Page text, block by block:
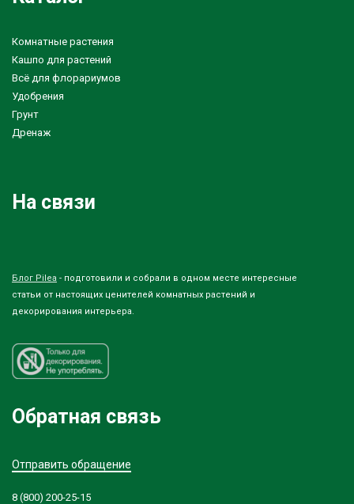
Комнатные растения
Кашпо для растений
Всё для флорариумов
Удобрения
Грунт
Дренаж
На связи
Блог Pilea - подготовили и собрали в одном месте интересные
статьи от настоящих ценителей комнатных растений и
декорирования интерьера.
Обратная связь
Отправить обращение
8 (800) 200-25-15